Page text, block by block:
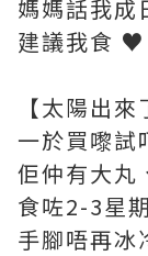
媽媽話我成
建議我食
【太陽出
一於買嚟
佢仲有大丸
食咗2-3星
手腳唔再冰